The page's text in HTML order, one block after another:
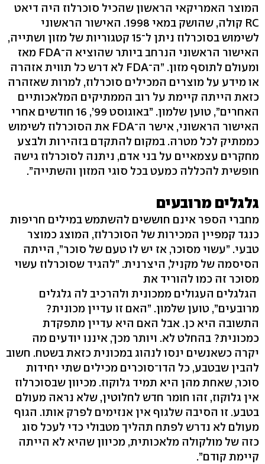
המוצר האמריקאי הראשון שהכיל סוכרלוז היה דיאט
RC קולה, שהושק במאי 1998. האישור הראשוני
לשימוש בסוכרלוז ניתן ל־15 קטגוריות של מזון ושתייה,
האישור הראשוני הנרחב ביותר שהוציא ה־FDA מאז
ומעולם לתוסף מזון. ”ה־FDA לא דרש כל תווית אזהרה
או מידע על מוצרים המכילים סוכרלוז, למרות שאזהרה
כזאת הייתה קיימת על רוב הממתיקים המלאכותיים
האחרים”, טוען שלמון. ”באוגוסט 99’, 16 חודשים אחרי
האישור הראשוני, אישר ה־FDA את הסוכרלוז לשימוש
כממתיק לכל מטרה. במקום להתקדם בזהירות ולבצע
מחקרים עצמאיים על בני אדם, ניתנה לסוכרלוז גישה
חופשית להכללה כמעט בכל סוגי המזון והשתייה”.
גלגלים מרובעים
מחברי הספר אינם חוששים להשתמש במילים חריפות
כנגד קמפיין המכירות של הסוכרלוז, המוצג כמוצר
טבעי. ”עשוי מסוכר, אז יש לו טעם של סוכר”, הייתה
הסיסמה של מקניל, היצרנית. ”להגיד שסוכרלוז עשוי
מסוכר זה כמו להוריד את
הגלגלים העגולים ממכונית ולהרכיב לה גלגלים
מרובעים”, טוען שלמון. ”האם זו עדיין מכונית?
התשובה היא כן. אבל האם היא עדיין מתפקדת
כמכונית? בהחלט לא. ויותר מכך, איננו יודעים מה
יקרה כשאנשים ינסו לנהוג במכונית כזאת בשטח. חשוב
להבין שבטבע, כל הדו־סוכרים מכילים שתי יחידות
סוכר, שאחת מהן היא תמיד גלוקוז. מכיוון שבסוכרלוז
אין גלוקוז, זהו חומר חדש לחלוטין, שלא נראה מעולם
בטבע. זו הסיבה שלגוף אין אנזימים לפרק אותו. הגוף
מעולם לא נדרש לפתח תהליך מטבולי כדי לעכל סוג
כזה של מולקולה מלאכותית, מכיוון שהיא לא הייתה
קיימת קודם”.